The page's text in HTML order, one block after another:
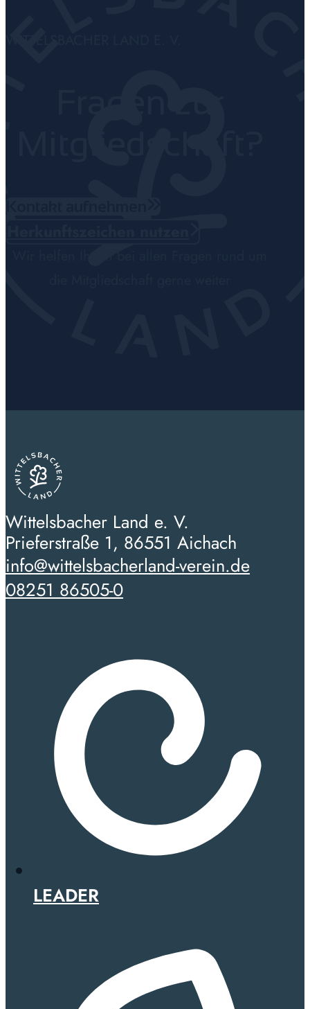
Wittelsbacher Land e. V.
Prieferstraße 1, 86551 Aichach
info@wittelsbacherland-verein.de
08251 86505-0
LEADER